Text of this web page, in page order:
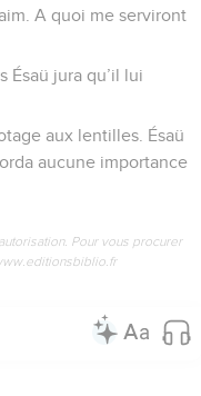
A quoi me serviront
Ésaü jura qu’il lui
aux lentilles. Ésaü
aucune importance
Pour vous procurer